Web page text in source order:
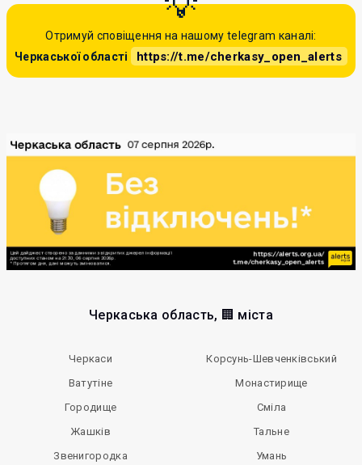
Отримуй сповіщення на нашому telegram каналі:
Черкаської області
https://t.me/cherkasy_open_alerts
Черкаська область, 🏢 міста
Черкаси
Ватутіне
Городище
Жашків
Звенигородка
Корсунь-Шевченківський
Монастирище
Сміла
Тальне
Умань